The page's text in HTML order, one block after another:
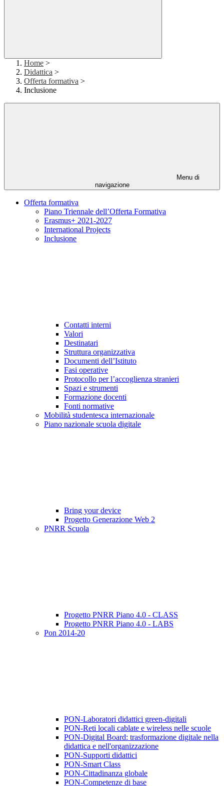
Home >
Didattica >
Offerta formativa >
Inclusione
Menu di
navigazione
Offerta formativa
Piano Triennale dell’Offerta Formativa
Erasmus+ 2021-2027
International Projects
Inclusione
Contatti interni
Valori
Destinatari
Struttura organizzativa
Documenti dell’Istituto
Fasi operative
Protocollo per l’accoglienza stranieri
Spazi e strumenti
Formazione docenti
Fonti normative
Mobilità studentesca internazionale
Piano nazionale scuola digitale
Bring your device
Progetto Generazione Web 2
PNRR Scuola
Progetto PNRR Piano 4.0 - CLASS
Progetto PNRR Piano 4.0 - LABS
Pon 2014-20
PON-Laboratori didattici green-digitali
PON-Reti locali cablate e wireless nelle scuole
PON-Digital Board: trasformazione digitale nella
didattica e nell'organizzazione
PON-Supporti didattici
PON-Smart Class
PON-Cittadinanza globale
PON-Competenze di base